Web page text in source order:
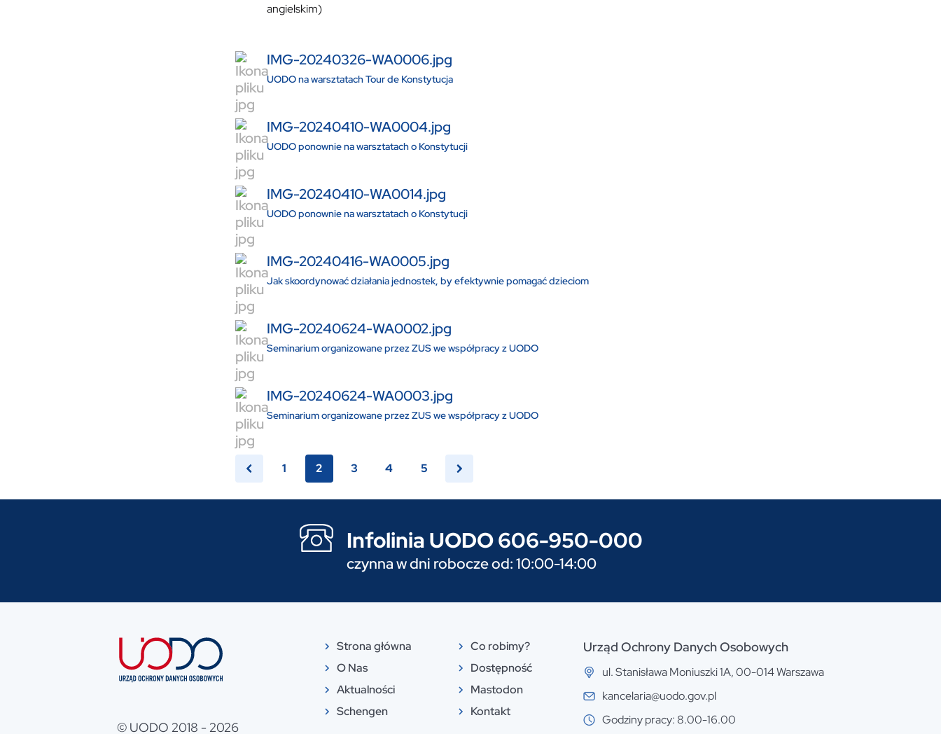
angielskim)
IMG-20240326-WA0006.jpg
UODO na warsztatach Tour de Konstytucja
IMG-20240410-WA0004.jpg
UODO ponownie na warsztatach o Konstytucji
IMG-20240410-WA0014.jpg
UODO ponownie na warsztatach o Konstytucji
IMG-20240416-WA0005.jpg
Jak skoordynować działania jednostek, by efektywnie pomagać dzieciom
IMG-20240624-WA0002.jpg
Seminarium organizowane przez ZUS we współpracy z UODO
IMG-20240624-WA0003.jpg
Seminarium organizowane przez ZUS we współpracy z UODO
1 2 3 4 5
Infolinia UODO 606-950-000
czynna w dni robocze od: 10:00-14:00
© UODO 2018 - 2026
Strona główna
O Nas
Aktualności
Schengen
Co robimy?
Dostępność
Mastodon
Kontakt
Urząd Ochrony Danych Osobowych
ul. Stanisława Moniuszki 1A, 00-014 Warszawa
kancelaria@uodo.gov.pl
Godziny pracy: 8.00-16.00